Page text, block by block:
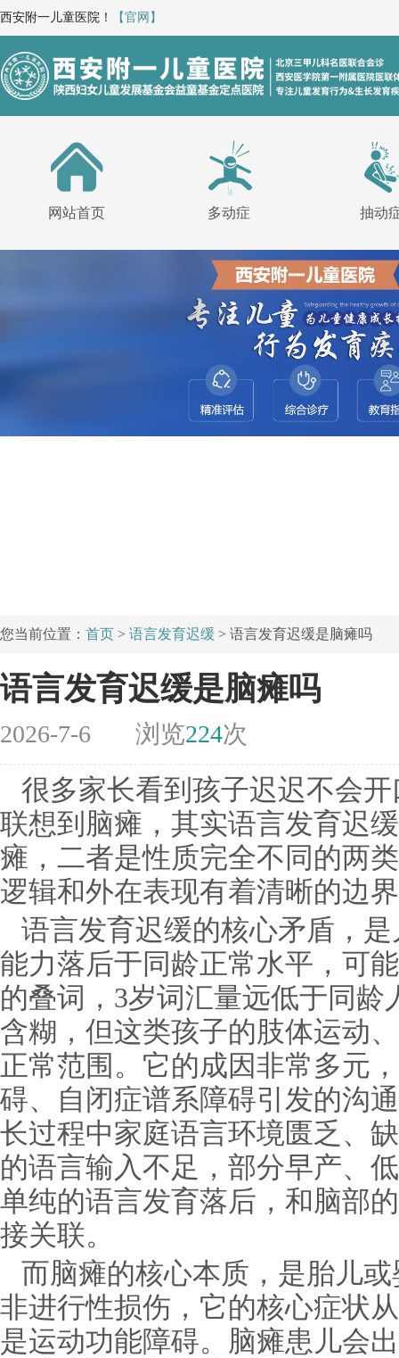
西安附一儿童医院！ 【官网】
网站首页 多动症 抽动
您当前位置： 首页 > 语言发育迟缓 > 语言发育迟缓是脑瘫吗
语言发育迟缓是脑瘫吗
2026-7-6 浏览224次
很多家长看到孩子迟迟不会
联想到脑瘫，其实语言发育迟
瘫，二者是性质完全不同的两
逻辑和外在表现有着清晰的边
语言发育迟缓的核心矛盾，
能力落后于同龄正常水平，可
的叠词，3岁词汇量远低于同
含糊，但这类孩子的肢体运动
正常范围。它的成因非常多元
碍、自闭症谱系障碍引发的沟
长过程中家庭语言环境匮乏、
的语言输入不足，部分早产、
单纯的语言发育落后，和脑部
接关联。
而脑瘫的核心本质，是胎儿
非进行性损伤，它的核心症状
是运动功能障碍。脑瘫患儿会